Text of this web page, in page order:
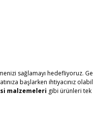
sağlamayı hedefliyoruz.
başlarken ihtiyacınız
malzemeleri gibi ürünleri